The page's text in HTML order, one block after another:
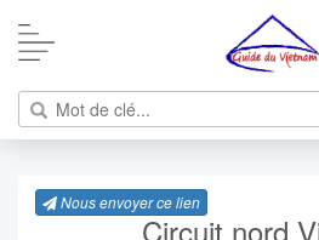
Nous envoyer ce lien
Circuit nord